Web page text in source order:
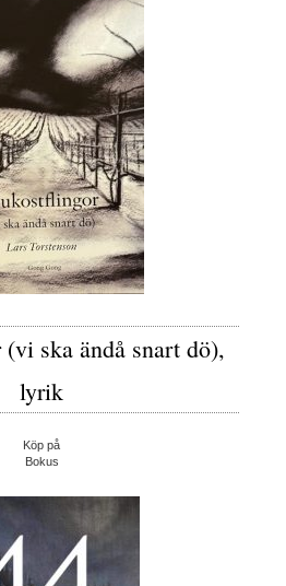
ska ändå snart dö),
lyrik
Köp på
Bokus